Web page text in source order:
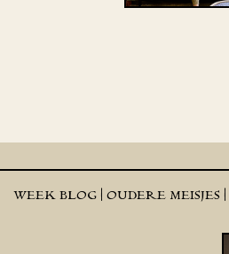
WEEK BLOG | OUDERE MEISJES |